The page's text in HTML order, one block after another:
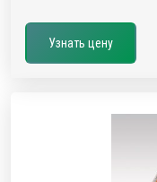
Узнать цену